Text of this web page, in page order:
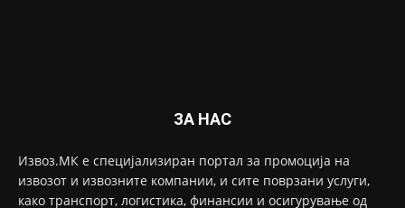
ЗА НАС
Извоз.МК е специјализиран портал за промоција на
извозот и извозните компании, и сите поврзани услуги,
како транспорт, логистика, финансии и осигурување од